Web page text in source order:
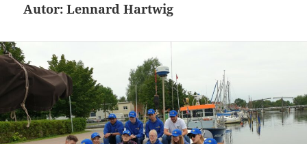
Autor:Lennard Hartwig